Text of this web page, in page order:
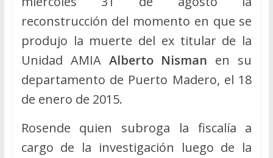
reconstrucción del momento en que se
produjo la muerte del ex titular de la
Unidad AMIA Alberto Nisman en su
departamento de Puerto Madero, el 18
de enero de 2015.
Rosende quien subroga la fiscalía a
cargo de la investigación luego de la